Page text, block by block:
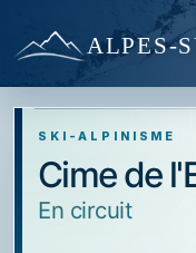
ALPES-
SKI-ALPINISME
Cime de
En circuit